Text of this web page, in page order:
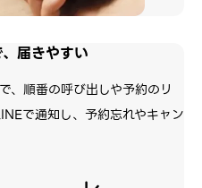
届きやすい
、順番の呼び出しや予約のリ
で通知し、予約忘れやキャン